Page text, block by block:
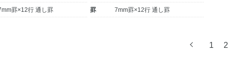
罫×12行 通し罫 罫 7mm罫×12行 通し罫
前
1 2